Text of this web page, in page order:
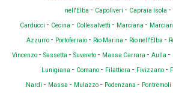
nell'Elba - Capoliveri - Capraia Isola -
Carducci - Cecina - Collesalvetti - Marciana -
Azzurro - Portoferraio - Rio Marina - Rio nell'Elba -
Vincenzo - Sassetta - Suvereto - Massa Carrara - Aulla -
Lunigiana - Comano - Filattiera - Fivizzano -
Nardi - Massa - Mulazzo - Podenzana - Pontremoli